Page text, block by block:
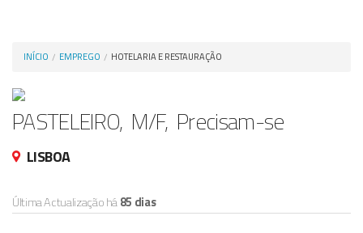
INÍCIO EMPREGO HOTELARIA E RESTAURAÇÃO
PASTELEIRO, M/F, Precisam-se
LISBOA
Última Actualização há85 dias